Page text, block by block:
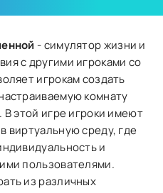
- симулятор жизни и
с другими игроками со
игрокам создать
комнату
этой игре игроки имеют
виртуальную среду, где
и
пользователями.
из различных